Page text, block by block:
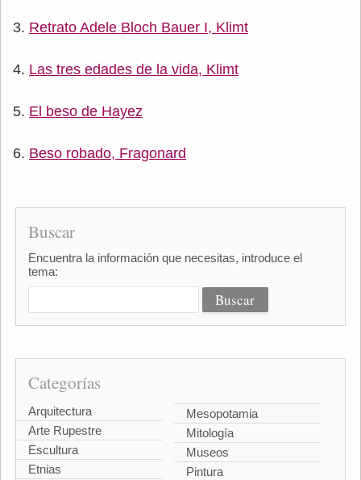
Retrato Adele Bloch Bauer I, Klimt
Las tres edades de la vida, Klimt
El beso de Hayez
Beso robado, Fragonard
Buscar
Encuentra la información que necesitas, introduce el
tema:
Categorías
Arquitectura
Arte Rupestre
Escultura
Etnias
Mesopotamia
Mitología
Museos
Pintura